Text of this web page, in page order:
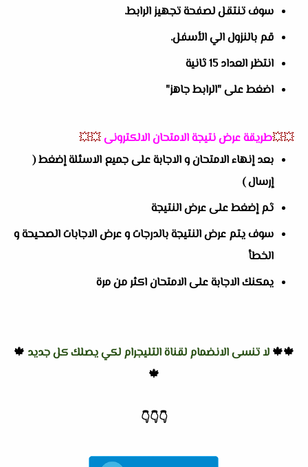
سوف تنتقل لصفحة تجهيز الرابط.
قم بالنزول الي الأسفل.
انتظر العداد 15 ثانية
اضغط على "الرابط جاهز"
💥💥طريقة عرض نتيجة الامتحان الالكترونى💥💥
بعد إنهاء الامتحان و الاجابة على جميع الاسئلة إضغط (
إرسال )
ثم إضغط على عرض النتيجة
سوف يتم عرض النتيجة بالدرجات و عرض الاجابات الصحيحة و
الخطأ
يمكنك الاجابة على الامتحان اكثر من مرة
🍁🍁 لا تنسى الانضمام لقناة التليجرام لكي يصلك كل جديد 🍁
🍁
👇
👇
👇